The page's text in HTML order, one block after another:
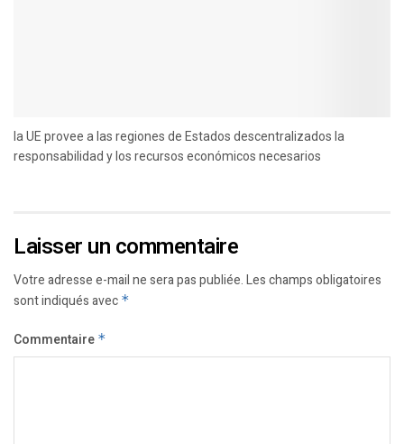
la UE provee a las regiones de Estados descentralizados la
responsabilidad y los recursos económicos necesarios
Laisser un commentaire
Votre adresse e-mail ne sera pas publiée.Les champs obligatoires
sont indiqués avec *
Commentaire *